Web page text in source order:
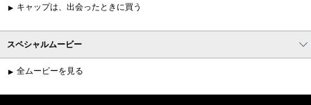
キャップは、出会ったときに買う
スペシャルムービー
全ムービーを見る